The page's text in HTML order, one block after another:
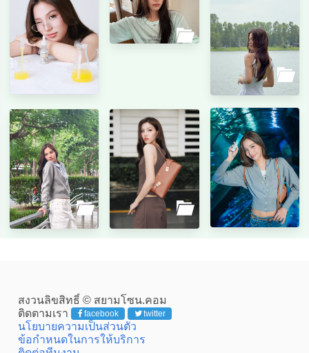
สงวนลิขสิทธิ์ © สยามโซน.คอม
ติดตามเรา
facebook twitter
นโยบายความเป็นส่วนตัว
ข้อกำหนดในการให้บริการ